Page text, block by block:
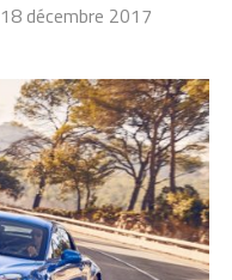
18 décembre 2017